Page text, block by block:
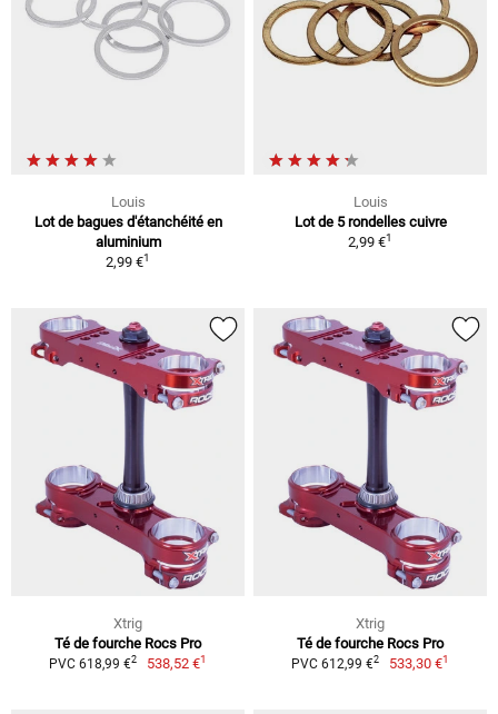
Louis
Lot de bagues d'étanchéité en
aluminium
2,99 €1
Louis
Lot de 5 rondelles cuivre
2,99 €1
Xtrig
Té de fourche Rocs Pro
PVC 618,99 €2 538,52 €1
Xtrig
Té de fourche Rocs Pro
PVC 612,99 €2 533,30 €1